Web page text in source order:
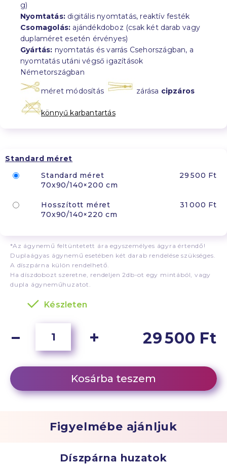
g)
Nyomtatás: digitális nyomtatás, reaktív festék
Csomagolás: ajándékdoboz (csak két darab vagy
duplaméret esetén érvényes)
Gyártás: nyomtatás és varrás Csehországban, a
nyomtatás utáni végső igazítások
Németországban
méret módosítás zárása cipzáros
könnyű karbantartás
Standard méret
Standard méret
70x90/140×200 cm
29 500 Ft
Hosszított méret
70x90/140×220 cm
31 000 Ft
*Az ágynemű feltüntetett ára egyszemélyes ágyra értendő!
Duplaágyas ágynemű esetében két darab rendelése szükséges.
A díszpárna külön rendelhető.
Ha díszdobozt szeretne, rendeljen 2db-ot egy mintából, vagy
dupla ágyneműhuzatot.
Készleten
29 500 Ft
Kosárba teszem
Figyelmébe ajánljuk
Díszpárna huzatok